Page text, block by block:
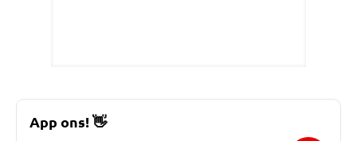
App ons!👋